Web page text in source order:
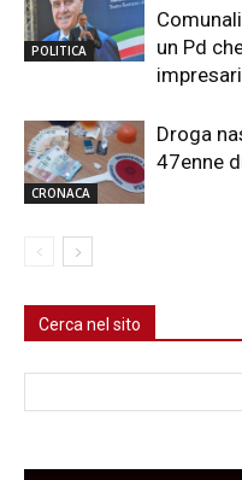
POLITICA
un Pd
CRONACA
Droga
47enne
Cerca nel sito